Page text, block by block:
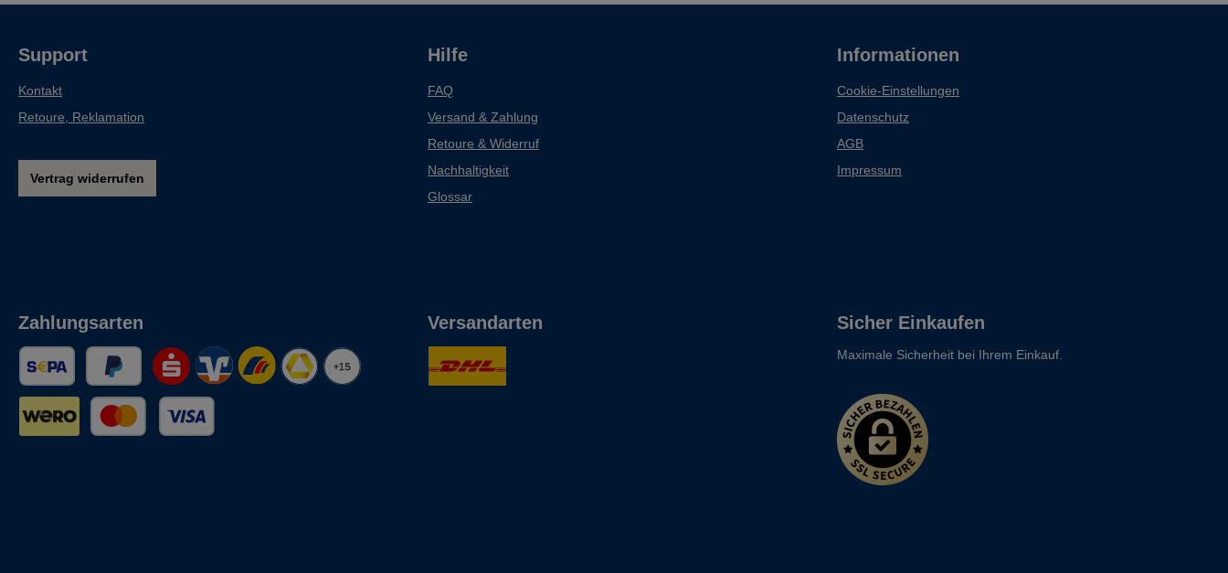
Support
Kontakt
Retoure, Reklamation
Vertrag widerrufen
Hilfe
FAQ
Versand & Zahlung
Retoure & Widerruf
Nachhaltigkeit
Glossar
Informationen
Cookie-Einstellungen
Datenschutz
AGB
Impressum
Zahlungsarten Versandarten Sicher Einkaufen
Maximale Sicherheit bei Ihrem Einkauf.